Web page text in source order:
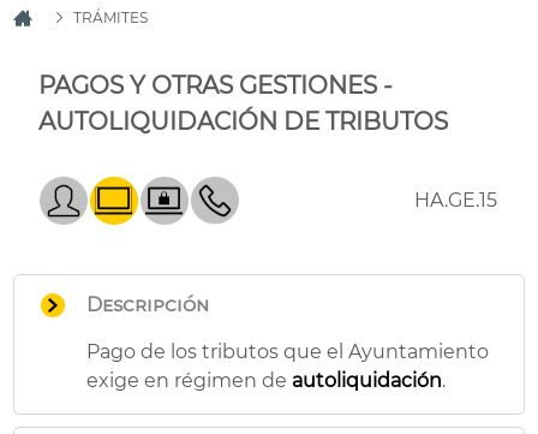
TRÁMITES
PAGOS Y OTRAS GESTIONES -
AUTOLIQUIDACIÓN DE TRIBUTOS
HA.GE.15
Descripción
Pago de los tributos que el Ayuntamiento
exige en régimen de autoliquidación.